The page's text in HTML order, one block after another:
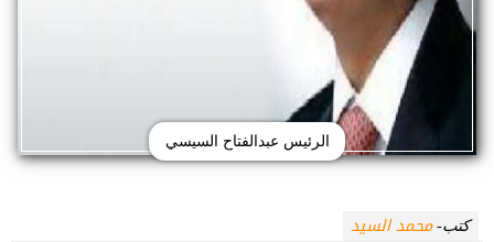
الرئيس عبدالفتاح السيسي
كتب-محمد السيد